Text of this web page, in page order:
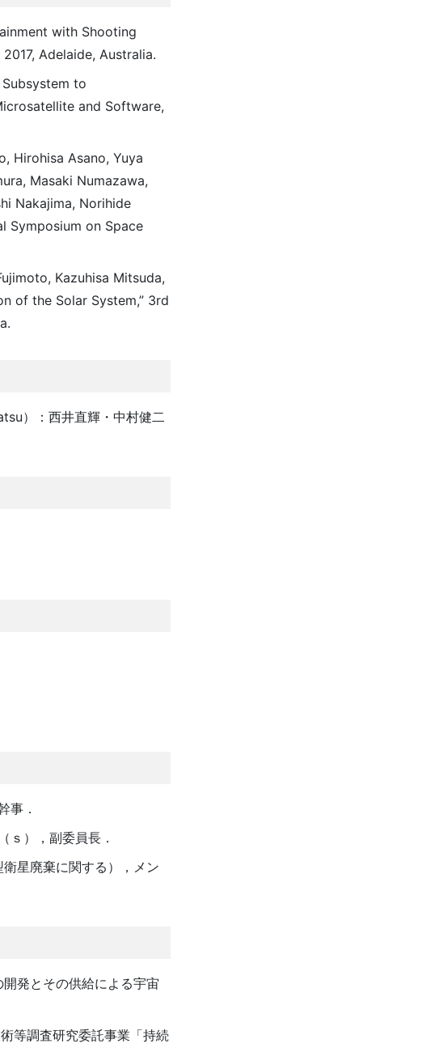
with Shooting
Adelaide, Australia.
to
and Software,
Hirohisa Asano, Yuya
Masaki Numazawa,
Nakajima, Norihide
Symposium on Space
Kazuhisa Mitsuda,
of the Solar System,” 3rd
）：西井直輝・中村健二
事．
），副委員長．
星廃棄に関する），メン
発とその供給による宇宙
等調査研究委託事業「持続